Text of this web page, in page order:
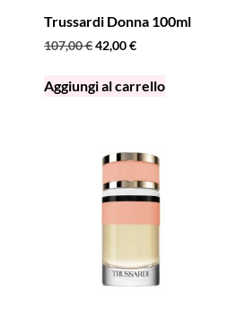
Trussardi Donna 100ml
107,00€42,00€
Aggiungi al carrello